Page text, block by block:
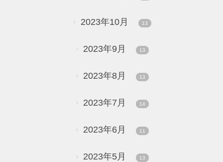
2023年10月 13
2023年9月 13
2023年8月 13
2023年7月 14
2023年6月 11
2023年5月 13